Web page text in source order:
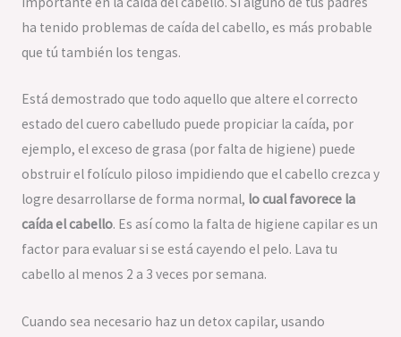
ha tenido problemas de caída del cabello, es más probable
que tú también los tengas.
Está demostrado que todo aquello que altere el correcto
estado del cuero cabelludo puede propiciar la caída, por
ejemplo, el exceso de grasa (por falta de higiene) puede
obstruir el folículo piloso impidiendo que el cabello crezca y
logre desarrollarse de forma normal, lo cual favorece la
caída el cabello. Es así como la falta de higiene capilar es un
factor para evaluar si se está cayendo el pelo. Lava tu
cabello al menos 2 a 3 veces por semana.
Cuando sea necesario haz un detox capilar, usando